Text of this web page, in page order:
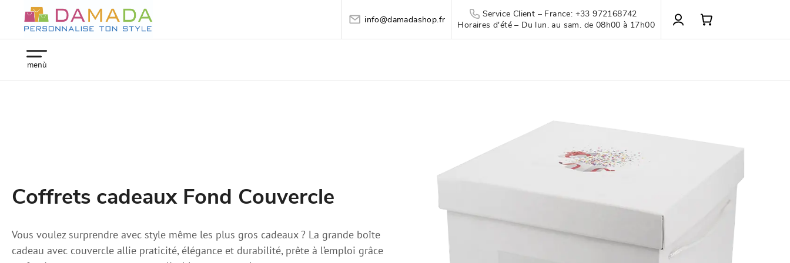
info@damadashop.fr
Service Client – France: +33 972168742
Horaires d'été – Du lun. au sam. de 08h00 à 17h00
menù
Coffrets cadeaux Fond Couvercle
Vous voulez surprendre avec style même les plus gros cadeaux ? La grande boîte
cadeau avec couvercle allie praticité, élégance et durabilité, prête à l’emploi grâce